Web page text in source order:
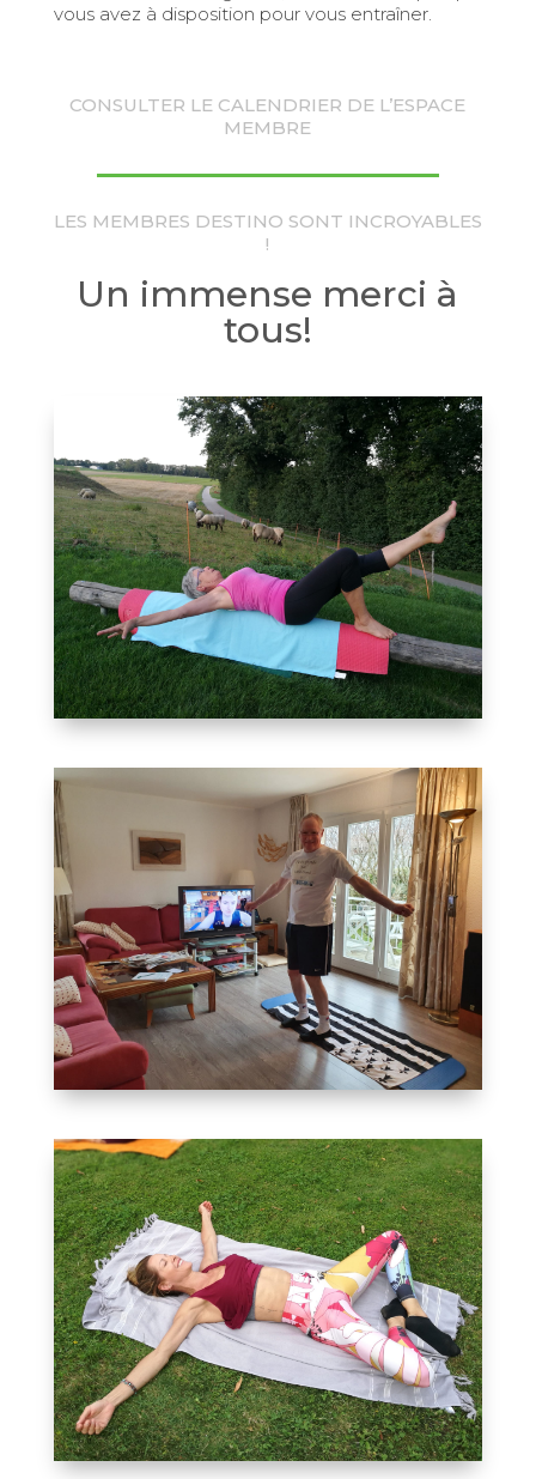
vous avez à disposition pour vous entraîner.
CONSULTER LE CALENDRIER DE L’ESPACE
MEMBRE
LES MEMBRES DESTINO SONT INCROYABLES
!
Un immense merci à
tous!